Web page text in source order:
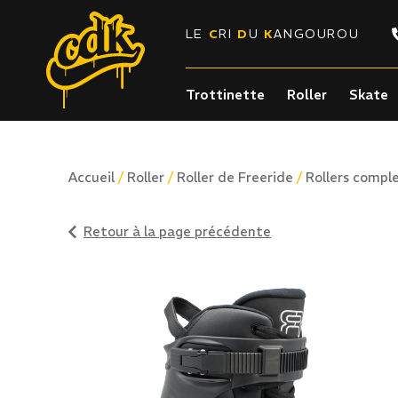
LE CRI DU KANGOUROU
Trottinette Roller Skate
Accueil / Roller / Roller de Freeride / Rollers
Retour à la page précédente